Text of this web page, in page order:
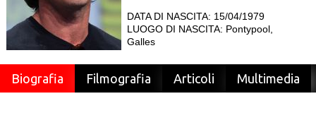
DATA DI NASCITA: 15/04/1979
LUOGO DI NASCITA: Pontypool,
Galles
Biografia Filmografia Articoli Multimedia